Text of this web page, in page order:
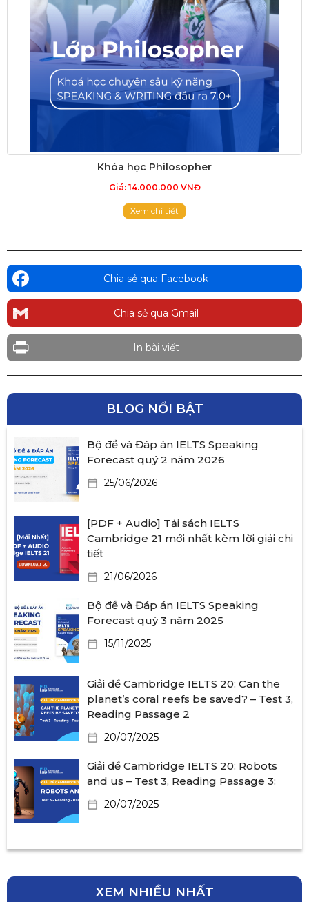
Khóa học Philosopher
Giá: 14.000.000 VNĐ
Xem chi tiết
Chia sẻ qua Facebook
Chia sẻ qua Gmail
In bài viết
BLOG NỔI BẬT
Bộ đề và Đáp án IELTS Speaking
Forecast quý 2 năm 2026
25/06/2026
[PDF + Audio] Tải sách IELTS
Cambridge 21 mới nhất kèm lời giải chi
tiết
21/06/2026
Bộ đề và Đáp án IELTS Speaking
Forecast quý 3 năm 2025
15/11/2025
Giải đề Cambridge IELTS 20: Can the
planet’s coral reefs be saved? – Test 3,
Reading Passage 2
20/07/2025
Giải đề Cambridge IELTS 20: Robots
and us – Test 3, Reading Passage 3:
20/07/2025
XEM NHIỀU NHẤT